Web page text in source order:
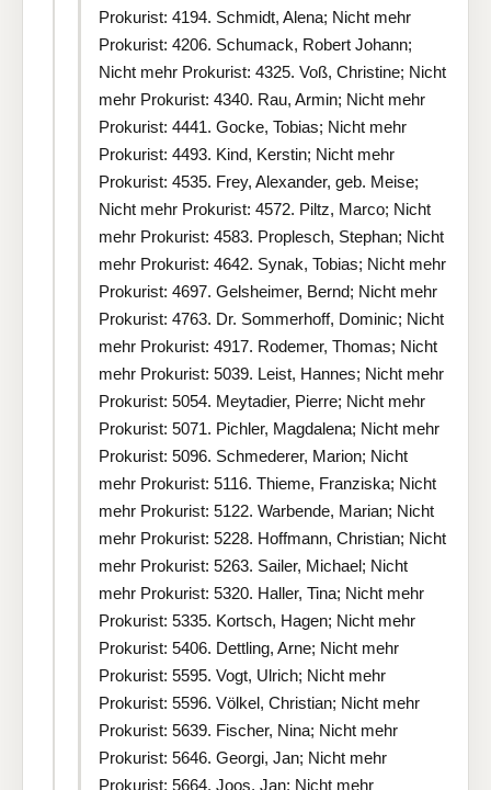
Prokurist: 4194. Schmidt, Alena; Nicht mehr
Prokurist: 4206. Schumack, Robert Johann;
Nicht mehr Prokurist: 4325. Voß, Christine; Nicht
mehr Prokurist: 4340. Rau, Armin; Nicht mehr
Prokurist: 4441. Gocke, Tobias; Nicht mehr
Prokurist: 4493. Kind, Kerstin; Nicht mehr
Prokurist: 4535. Frey, Alexander, geb. Meise;
Nicht mehr Prokurist: 4572. Piltz, Marco; Nicht
mehr Prokurist: 4583. Proplesch, Stephan; Nicht
mehr Prokurist: 4642. Synak, Tobias; Nicht mehr
Prokurist: 4697. Gelsheimer, Bernd; Nicht mehr
Prokurist: 4763. Dr. Sommerhoff, Dominic; Nicht
mehr Prokurist: 4917. Rodemer, Thomas; Nicht
mehr Prokurist: 5039. Leist, Hannes; Nicht mehr
Prokurist: 5054. Meytadier, Pierre; Nicht mehr
Prokurist: 5071. Pichler, Magdalena; Nicht mehr
Prokurist: 5096. Schmederer, Marion; Nicht
mehr Prokurist: 5116. Thieme, Franziska; Nicht
mehr Prokurist: 5122. Warbende, Marian; Nicht
mehr Prokurist: 5228. Hoffmann, Christian; Nicht
mehr Prokurist: 5263. Sailer, Michael; Nicht
mehr Prokurist: 5320. Haller, Tina; Nicht mehr
Prokurist: 5335. Kortsch, Hagen; Nicht mehr
Prokurist: 5406. Dettling, Arne; Nicht mehr
Prokurist: 5595. Vogt, Ulrich; Nicht mehr
Prokurist: 5596. Völkel, Christian; Nicht mehr
Prokurist: 5639. Fischer, Nina; Nicht mehr
Prokurist: 5646. Georgi, Jan; Nicht mehr
Prokurist: 5664. Joos, Jan; Nicht mehr